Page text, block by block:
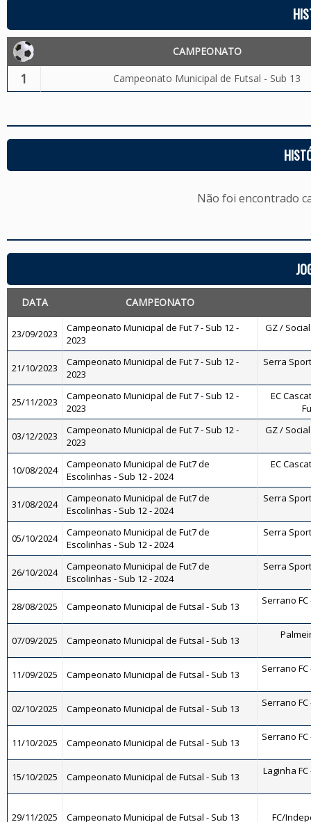
CAMPEONATO
1 Campeonato Municipal de Futsal - Sub 13
Não foi encontrado
DATA CAMPEONATO
23/09/2023
Campeonato Municipal de Fut 7 - Sub 12 -
2023
GZ /
21/10/2023
Campeonato Municipal de Fut 7 - Sub 12 -
2023
Serra
25/11/2023
Campeonato Municipal de Fut 7 - Sub 12 -
2023
EC
03/12/2023
Campeonato Municipal de Fut 7 - Sub 12 -
2023
GZ /
10/08/2024
Campeonato Municipal de Fut7 de
Escolinhas - Sub 12 - 2024
EC
31/08/2024
Campeonato Municipal de Fut7 de
Escolinhas - Sub 12 - 2024
Serra
05/10/2024
Campeonato Municipal de Fut7 de
Escolinhas - Sub 12 - 2024
Serra
26/10/2024
Campeonato Municipal de Fut7 de
Escolinhas - Sub 12 - 2024
Serra
28/08/2025 Campeonato Municipal de Futsal - Sub 13 Serrano FC
07/09/2025 Campeonato Municipal de Futsal - Sub 13
11/09/2025 Campeonato Municipal de Futsal - Sub 13 Serrano FC
02/10/2025 Campeonato Municipal de Futsal - Sub 13 Serrano FC
11/10/2025 Campeonato Municipal de Futsal - Sub 13 Serrano FC
15/10/2025 Campeonato Municipal de Futsal - Sub 13 Laginha
29/11/2025 Campeonato Municipal de Futsal - Sub 13 FC/